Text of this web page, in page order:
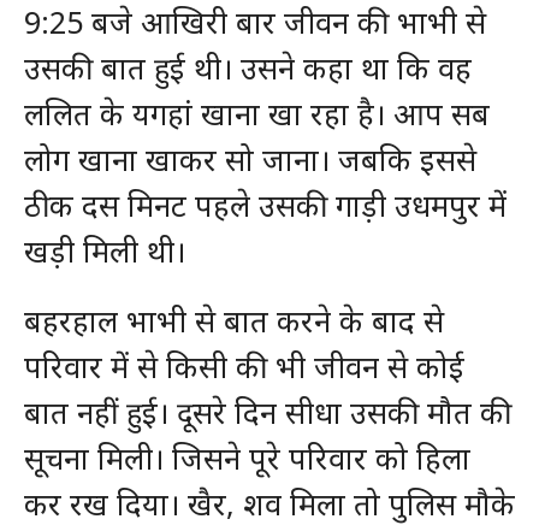
9:25 बजे आखिरी बार जीवन की भाभी से
उसकी बात हुई थी। उसने कहा था कि वह
ललित के यगहां खाना खा रहा है। आप सब
लोग खाना खाकर सो जाना। जबकि इससे
ठीक दस मिनट पहले उसकी गाड़ी उधमपुर में
खड़ी मिली थी।
बहरहाल भाभी से बात करने के बाद से
परिवार में से किसी की भी जीवन से कोई
बात नहीं हुई। दूसरे दिन सीधा उसकी मौत की
सूचना मिली। जिसने पूरे परिवार को हिला
कर रख दिया। खैर, शव मिला तो पुलिस मौके